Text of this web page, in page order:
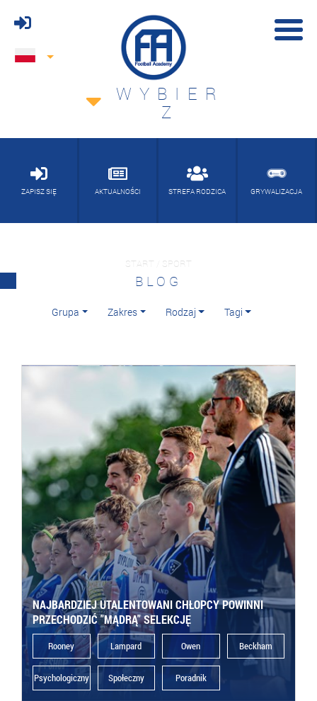
WYBIER
Z
ZAPISZ SIĘ AKTUALNOŚCI STREFA RODZICA GRYWALIZACJA
START / SPORT
BLOG
Grupa Zakres Rodzaj Tagi
NAJBARDZIEJ UTALENTOWANI CHŁOPCY POWINNI
PRZECHODZIĆ "MĄDRĄ" SELEKCJĘ
Rooney Lampard Owen Beckham
Psychologiczny Społeczny Poradnik